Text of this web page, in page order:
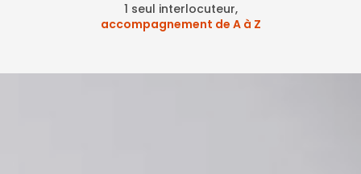
1 seul interlocuteur,
accompagnement de A à Z